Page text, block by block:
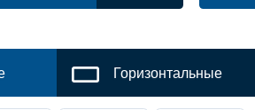
Горизонтальные